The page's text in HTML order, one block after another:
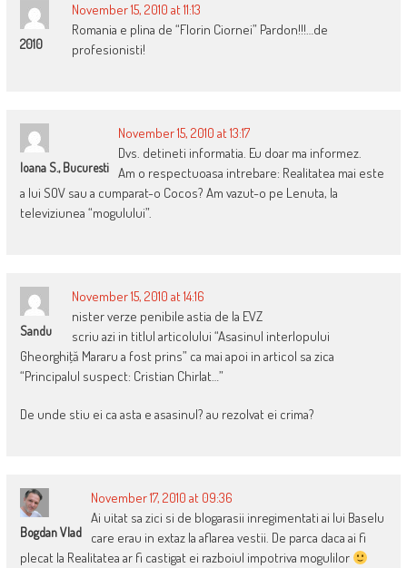
2010
November 15, 2010 at 11:13
Romania e plina de “Florin Ciornei” Pardon!!!…de
profesionisti!
Ioana S., Bucuresti
November 15, 2010 at 13:17
Dvs. detineti informatia. Eu doar ma informez.
Am o respectuoasa intrebare: Realitatea mai este
a lui SOV sau a cumparat-o Cocos? Am vazut-o pe Lenuta, la
televiziunea “mogulului”.
Sandu
November 15, 2010 at 14:16
nister verze penibile astia de la EVZ
scriu azi in titlul articolului “Asasinul interlopului
Gheorghiţă Mararu a fost prins” ca mai apoi in articol sa zica
“Principalul suspect: Cristian Chirlat…”
De unde stiu ei ca asta e asasinul? au rezolvat ei crima?
Bogdan Vlad
November 17, 2010 at 09:36
Ai uitat sa zici si de blogarasii inregimentati ai lui Baselu
care erau in extaz la aflarea vestii. De parca daca ai fi
plecat la Realitatea ar fi castigat ei razboiul impotriva mogulilor